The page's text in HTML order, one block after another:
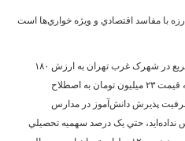
با مفاسد اقتصادي و ويژه خواري‌ها است
جنابعالي با رايزني و ويژه‌خواري در سال ‌١٣٧٠ براي خود و شرکاي‌تان زميني به مساحت ‌٣٠٠٠متر مربع در شهرک غرب تهران به ارزش ‌١٨٠
ميليون تومان در زمان رياست آقاي محسن رفيق‌دوست بر بنياد مستضعفان و جانبازان با تخفيف به قيمت ‌٢٣ ميليون تومان به اصطلاح
و متقاضي شده‌ايد که اين مبلغ را ظرف ده سال پرداخت نماييد و هر ساله ‌١٠? ظرفيت پذيرش دانش‌آموز در مدارس
نداده‌ايد، حتي يک درصد سهميه تحصيلي